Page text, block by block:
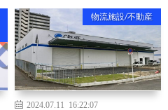
物流施設/不動産
2024.07.11 16:22:07